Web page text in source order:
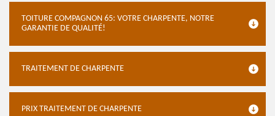
TOITURE COMPAGNON 65: VOTRE CHARPENTE, NOTRE
GARANTIE DE QUALITÉ!
TRAITEMENT DE CHARPENTE
PRIX TRAITEMENT DE CHARPENTE